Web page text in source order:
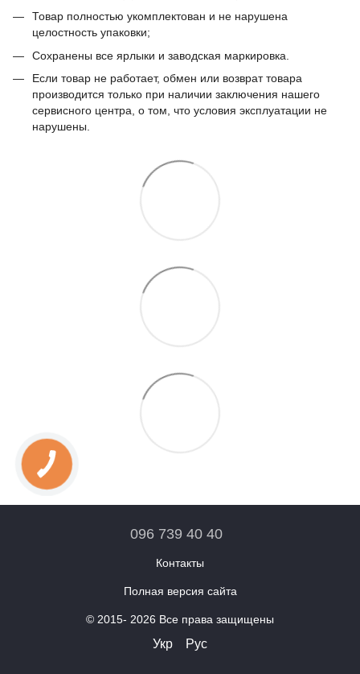
Товар полностью укомплектован и не нарушена
целостность упаковки;
Сохранены все ярлыки и заводская маркировка.
Если товар не работает, обмен или возврат товара
производится только при наличии заключения нашего
сервисного центра, о том, что условия эксплуатации не
нарушены.
096 739 40 40
Контакты
Полная версия сайта
© 2015- 2026 Все права защищены
Укр Рус